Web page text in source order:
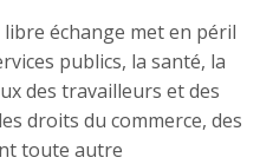
libre échange met en péril
publics, la santé, la
des travailleurs et des
droits du commerce, des
toute autre